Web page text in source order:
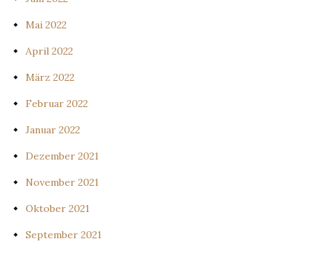
Mai 2022
April 2022
März 2022
Februar 2022
Januar 2022
Dezember 2021
November 2021
Oktober 2021
September 2021